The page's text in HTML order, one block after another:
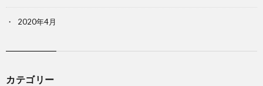
2020年4月
カテゴリー